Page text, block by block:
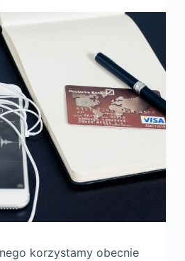
korzystamy obecnie